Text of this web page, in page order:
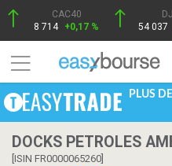
CAC40
8 714 +0,17 %
54 037
PLUS
DOCKS PETROLES
[ISIN FR0000065260]